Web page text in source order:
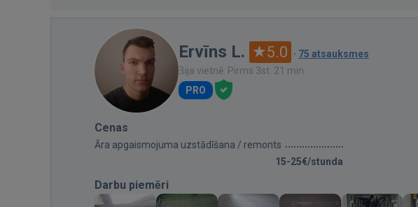
Ervīns L. 5.0 · 75 atsauksmes
Bija vietnē: Pirms 3st. 21 min.
PRO
Cenas
Āra apgaismojuma uzstādīšana / remonts
15-25€/stunda
Darbu piemēri